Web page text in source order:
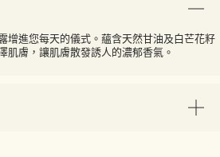
增進您每天的儀式。蘊含天然甘油及白芒花籽
肌膚，讓肌膚散發誘人的濃郁香氣。